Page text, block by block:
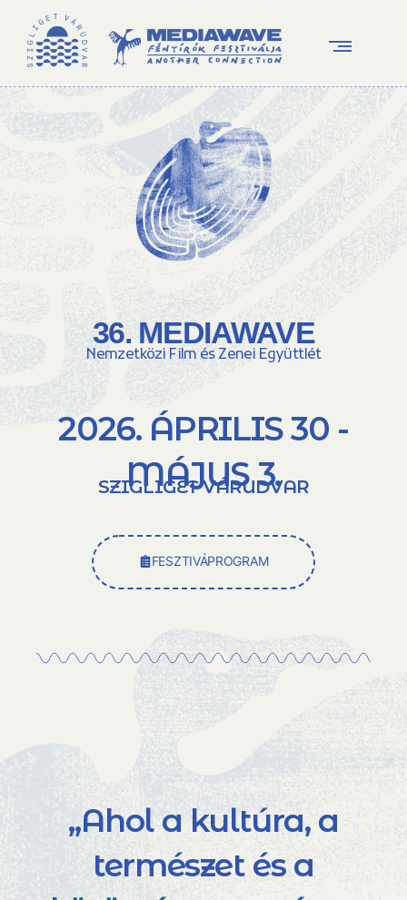
36. MEDIAWAVE
Nemzetközi Film és Zenei Együttlét
2026. ÁPRILIS 30 -
MÁJUS 3.
SZIGLIGET VÁRUDVAR
FESZTIVÁPROGRAM
„Ahol a kultúra, a
természet és a